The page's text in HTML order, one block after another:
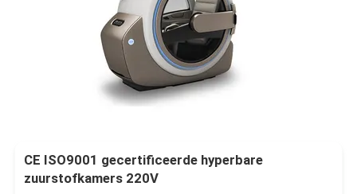
CE ISO9001 gecertificeerde hyperbare
zuurstofkamers 220V